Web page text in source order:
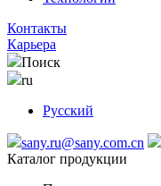
Контакты
Карьера
Поиск
ru
Русский
sany.ru@sany.com.cn
Каталог продукции